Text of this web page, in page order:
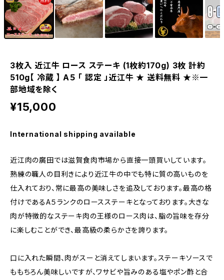
3枚入 近江牛 ロース ステーキ (1枚約170g) 3枚 計約
510g【 冷蔵 】 A５ 「 認定 」近江牛 ★ 送料無料 ★※一
部地域を除く
¥15,000
International shipping available
近江肉の廣田では滋賀食肉市場から直接一頭買いしています。
熟練の職人の目利きにより近江牛の中でも特に質の高いものを
仕入れており、常に最高の美味しさを追及しております。最高の格
付けであるA５ランクのロースステーキとなっております。大きな
肉が特徴的なステーキ肉の王様のロース肉は、脂の旨味を存分
に楽しむことができ、最高級の柔らかさを誇ります。
口に入れた瞬間、肉がスーと消えてしまいます。ステーキソースで
ももちろん美味しいですが、ワサビや旨みのある塩やポン酢と合